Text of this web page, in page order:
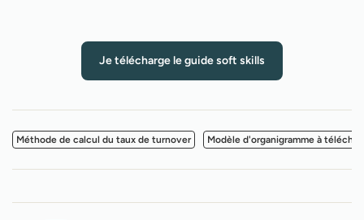
Je télécharge le guide soft skills
Méthode de calcul du taux de turnover Modèle d'organigramme à